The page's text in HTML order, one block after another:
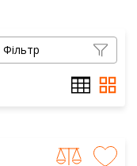
Фільтр